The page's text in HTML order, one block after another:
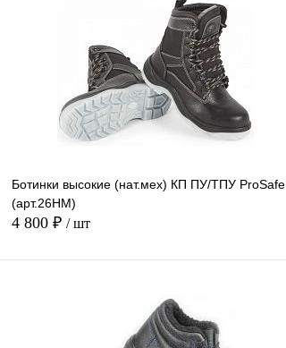
Ботинки высокие (нат.мех) КП ПУ/ТПУ ProSafe
(арт.26НМ)
4 800 ₽ / шт
Купить в